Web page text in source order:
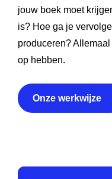
jouw boek moet
is? Hoe ga je
produceren?
op hebben.
Onze werkwijze